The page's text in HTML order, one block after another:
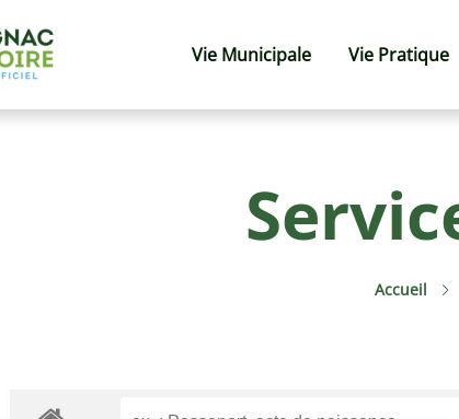
Vie Municipale Vie Pratique
Accueil